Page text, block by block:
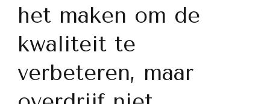
het maken om de
kwaliteit te
verbeteren, maar